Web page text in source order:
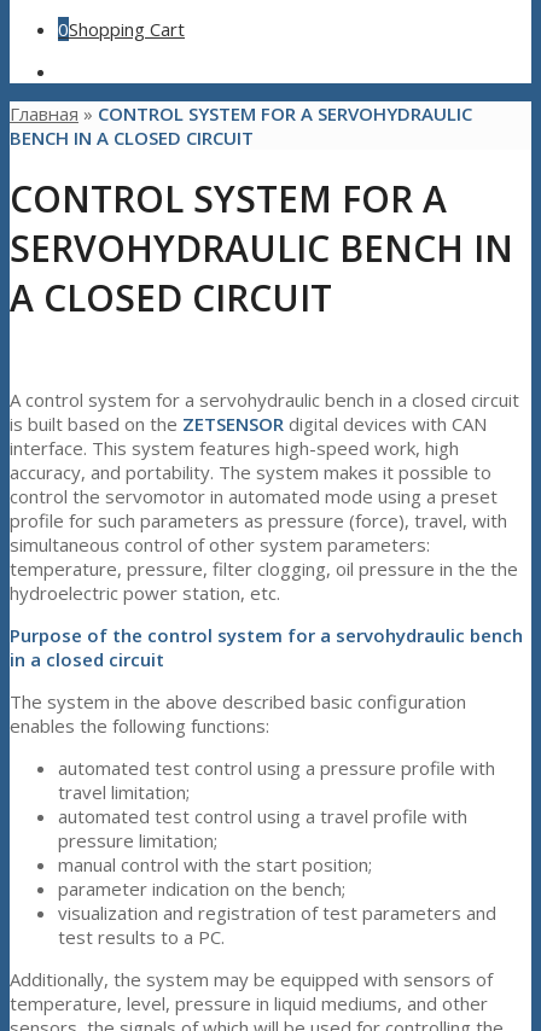
0Shopping Cart
Главная » CONTROL SYSTEM FOR A SERVOHYDRAULIC
BENCH IN A CLOSED CIRCUIT
CONTROL SYSTEM FOR A
SERVOHYDRAULIC BENCH IN
A CLOSED CIRCUIT
A control system for a servohydraulic bench in a closed circuit
is built based on the ZETSENSOR digital devices with CAN
interface. This system features high-speed work, high
accuracy, and portability. The system makes it possible to
control the servomotor in automated mode using a preset
profile for such parameters as pressure (force), travel, with
simultaneous control of other system parameters:
temperature, pressure, filter clogging, oil pressure in the the
hydroelectric power station, etc.
Purpose of the control system for a servohydraulic bench
in a closed circuit
The system in the above described basic configuration
enables the following functions:
automated test control using a pressure profile with
travel limitation;
automated test control using a travel profile with
pressure limitation;
manual control with the start position;
parameter indication on the bench;
visualization and registration of test parameters and
test results to a PC.
Additionally, the system may be equipped with sensors of
temperature, level, pressure in liquid mediums, and other